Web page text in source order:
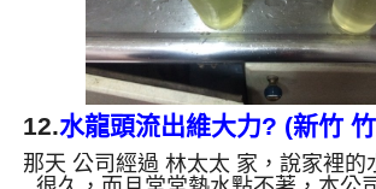
12.水龍頭流出維大力? (新竹
管清洗 )
那天 公司經過 林太太 家，說家裡的